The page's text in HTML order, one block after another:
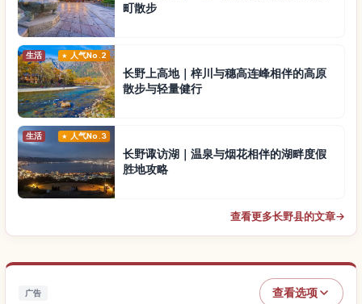
町散步
生活 人气No.2
长野上高地｜梓川与穗高连峰相伴的高原
散步与轻量健行
生活 人气No.3
长野诹访湖｜温泉与烟花相伴的湖畔度假
胜地攻略
查看更多长野县的文章→
广告 查看选项